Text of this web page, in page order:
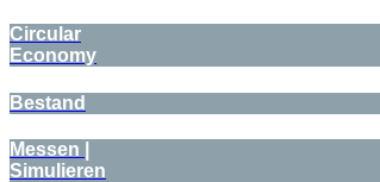
Circular
Economy
Bestand
Messen |
Simulieren